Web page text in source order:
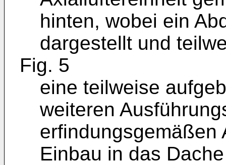
hinten, wobei ein
dargestellt und
Fig. 5
eine teilweise
weiteren
erfindungsgemäßen
Einbau in das